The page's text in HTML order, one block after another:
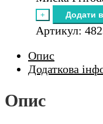
+ Додати
Артикул:
Опис
Додаткова
Опис